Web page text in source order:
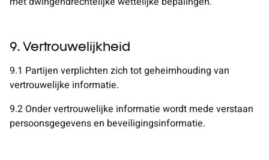
9. Vertrouwelijkheid
9.1 Partijen verplichten zich tot geheimhouding van
vertrouwelijke informatie.
9.2 Onder vertrouwelijke informatie wordt mede verstaan
persoonsgegevens en beveiligingsinformatie.